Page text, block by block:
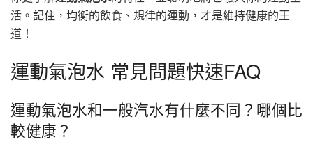
活。記住，均衡的飲食、規律的運動，才是維持健康的王
道！
運動氣泡水 常見問題快速FAQ
運動氣泡水和一般汽水有什麼不同？哪個比
較健康？